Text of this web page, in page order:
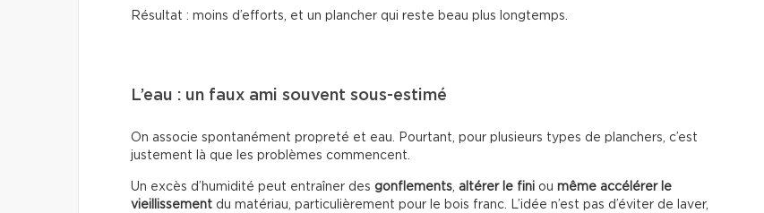
Résultat : moins d’efforts, et un plancher qui reste beau plus longtemps.
L’eau : un faux ami souvent sous-estimé
On associe spontanément propreté et eau. Pourtant, pour plusieurs types de planchers, c’est
justement là que les problèmes commencent.
Un excès d’humidité peut entraîner des gonflements, altérer le fini ou même accélérer le
vieillissement du matériau, particulièrement pour le bois franc. L’idée n’est pas d’éviter de laver,